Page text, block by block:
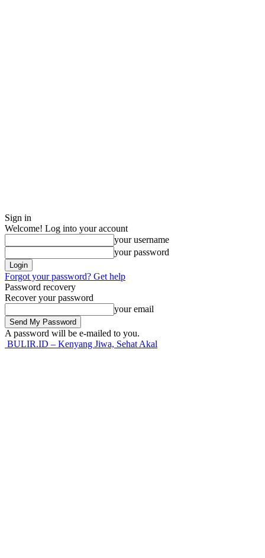
Sign in
Welcome! Log into your account
your username
your password
Forgot your password? Get help
Password recovery
Recover your password
your email
A password will be e-mailed to you.
BULIR.ID – Kenyang Jiwa, Sehat Akal